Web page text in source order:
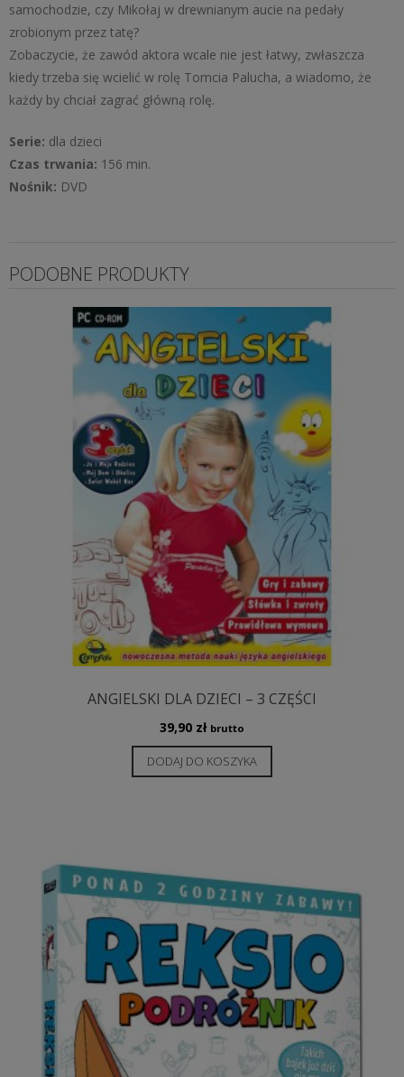
samochodzie, czy Mikołaj w drewnianym aucie na pedały
zrobionym przez tatę?
Zobaczycie, że zawód aktora wcale nie jest łatwy, zwłaszcza
kiedy trzeba się wcielić w rolę Tomcia Palucha, a wiadomo, że
każdy by chciał zagrać główną rolę.
Serie: dla dzieci
Czas trwania: 156 min.
Nośnik: DVD
PODOBNE PRODUKTY
ANGIELSKI DLA DZIECI – 3 CZĘŚCI
39,90 zł brutto
DODAJ DO KOSZYKA